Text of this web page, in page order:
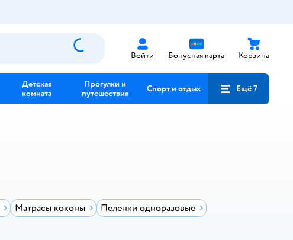
Войти Бонусная карта Корзина
Детская
комната
Прогулки и
путешествия
Спорт и отдых Ещё 7
Матрасы коконы
Пеленки одноразовые